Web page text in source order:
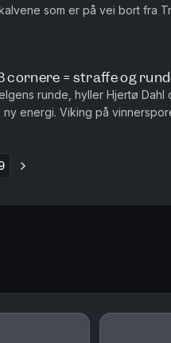
som er på vei bort fra
stor takk til alle dere som
cornere = straffe og
runde, hyller Hjertø Dahl
ny energi. Viking på
har